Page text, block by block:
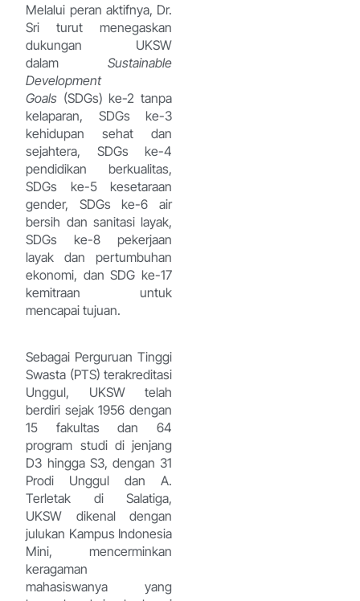
Melalui peran aktifnya, Dr.
Sri turut menegaskan
dukungan UKSW
dalam Sustainable
Development
Goals (SDGs) ke-2 tanpa
kelaparan, SDGs ke-3
kehidupan sehat dan
sejahtera, SDGs ke-4
pendidikan berkualitas,
SDGs ke-5 kesetaraan
gender, SDGs ke-6 air
bersih dan sanitasi layak,
SDGs ke-8 pekerjaan
layak dan pertumbuhan
ekonomi, dan SDG ke-17
kemitraan untuk
mencapai tujuan.
Sebagai Perguruan Tinggi
Swasta (PTS) terakreditasi
Unggul, UKSW telah
berdiri sejak 1956 dengan
15 fakultas dan 64
program studi di jenjang
D3 hingga S3, dengan 31
Prodi Unggul dan A.
Terletak di Salatiga,
UKSW dikenal dengan
julukan Kampus Indonesia
Mini, mencerminkan
keragaman
mahasiswanya yang